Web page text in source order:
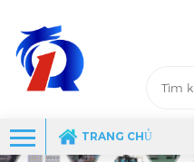
TRANG CHỦ